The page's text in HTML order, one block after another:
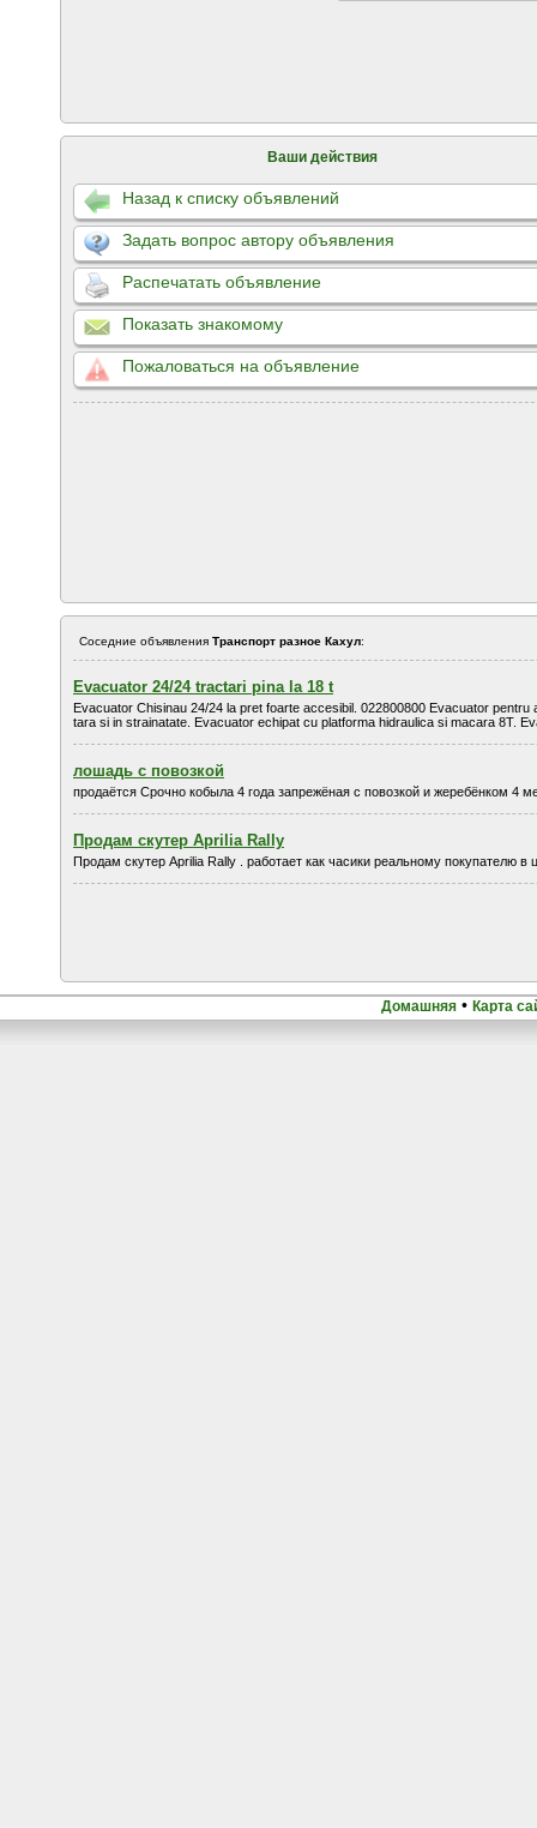
Ваши действия
Назад к списку объявлений
Задать вопрос автору объявления
Распечатать объявление
Показать знакомому
Пожаловаться на объявление
Соседние объявления Транспорт разное Кахул:
Evacuator 24/24 tractari pina la 18 t
Evacuator Chisinau 24/24 la pret foarte accesibil. 022800800 Evacuator pentru
tara si in strainatate. Evacuator echipat cu platforma hidraulica si macara 8T.
лошадь с повозкой
продаётся Срочно кобыла 4 года запрежёная с повозкой и жеребёнком 4
Продам скутер Aprilia Rally
Продам скутер Aprilia Rally . работает как часики реальному покупателю в
Домашняя • Карта